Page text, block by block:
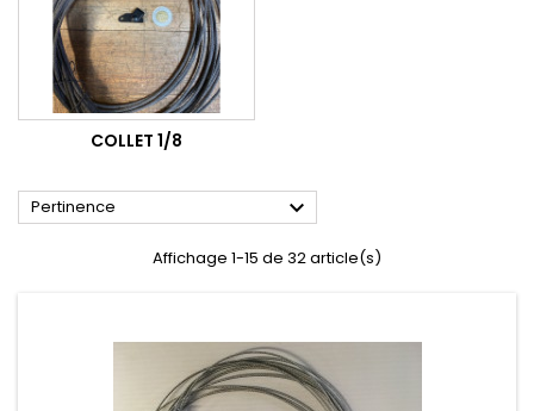
COLLET 1/8
Pertinence 
Affichage 1-15 de 32 article(s)